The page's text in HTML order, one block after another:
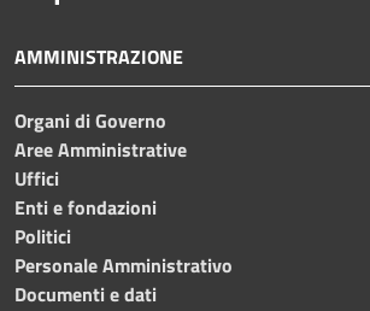
AMMINISTRAZIONE
Organi di Governo
Aree Amministrative
Uffici
Enti e fondazioni
Politici
Personale Amministrativo
Documenti e dati